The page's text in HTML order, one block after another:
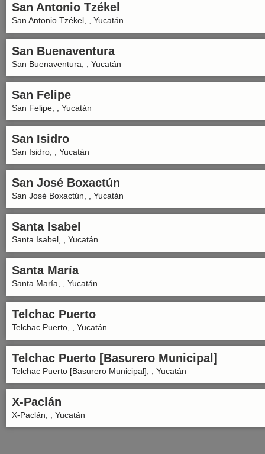
San Antonio Tzékel
San Antonio Tzékel, , Yucatán
San Buenaventura
San Buenaventura, , Yucatán
San Felipe
San Felipe, , Yucatán
San Isidro
San Isidro, , Yucatán
San José Boxactún
San José Boxactún, , Yucatán
Santa Isabel
Santa Isabel, , Yucatán
Santa María
Santa María, , Yucatán
Telchac Puerto
Telchac Puerto, , Yucatán
Telchac Puerto [Basurero Municipal]
Telchac Puerto [Basurero Municipal], , Yucatán
X-Paclán
X-Paclán, , Yucatán